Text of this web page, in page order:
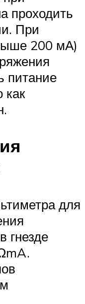
проходить
При
200 мА)
питание
как
для
гнезде